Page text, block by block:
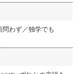
わず／独学でも